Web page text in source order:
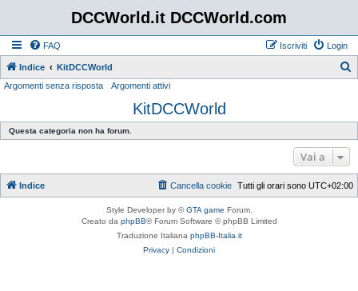
DCCWorld.it DCCWorld.com
FAQ Login
Iscriviti
Indice KitDCCWorld
c
a
Argomenti senza risposta Argomenti attivi
KitDCCWorld
Questa categoria non ha forum.
Vai a
Indice Tutti gli orari sono UTC+02:00
Cancella cookie
Style Developer by ©GTA game Forum.
Creato da phpBB® Forum Software © phpBB Limited
Traduzione Italiana phpBB-Italia.it
Privacy | Condizioni